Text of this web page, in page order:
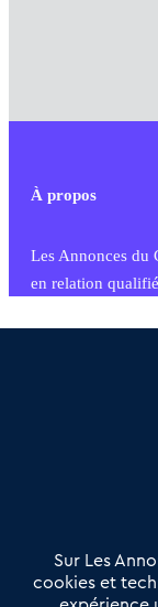
À propos
Les Annonces du
en relation
commercial et
Offres Pro
Actualités
Qui sommes
Sur Les
cookies et